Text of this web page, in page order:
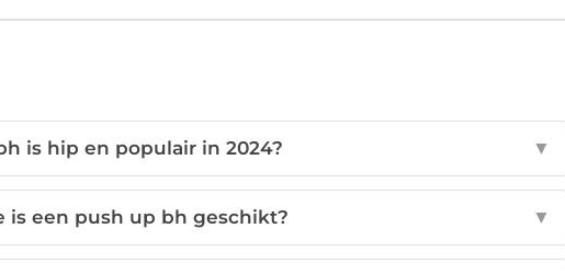
is hip en populair in 2024? ▼
is een push up bh geschikt? ▼